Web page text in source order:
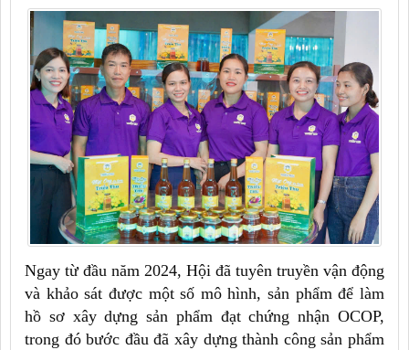
Ngay từ đầu năm 2024, Hội đã tuyên truyền vận động
và khảo sát được một số mô hình, sản phẩm để làm
hồ sơ xây dựng sản phẩm đạt chứng nhận OCOP,
trong đó bước đầu đã xây dựng thành công sản phẩm